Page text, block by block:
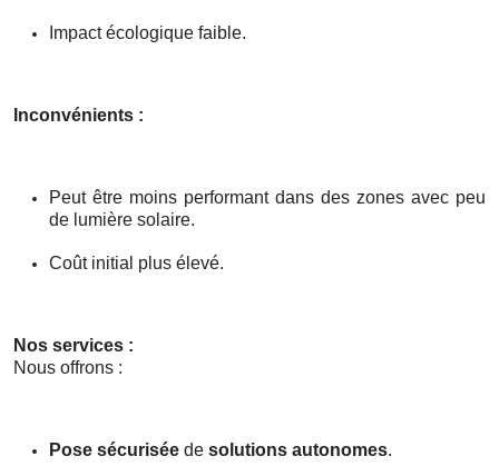
Impact écologique faible.
Inconvénients :
Peut être moins performant dans des zones avec peu
de lumière solaire.
Coût initial plus élevé.
Nos services :
Nous offrons :
Pose sécurisée de solutions autonomes.